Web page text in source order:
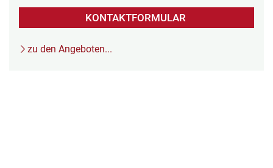
KONTAKTFORMULAR
zu den Angeboten...